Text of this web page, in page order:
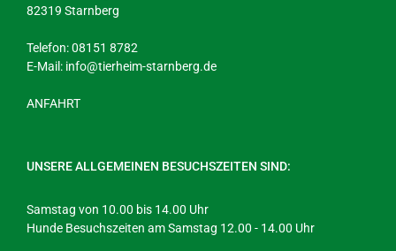
82319 Starnberg
Telefon: 08151 8782
E-Mail: info@tierheim-starnberg.de
ANFAHRT
UNSERE ALLGEMEINEN BESUCHSZEITEN SIND:
Samstag von 10.00 bis 14.00 Uhr
Hunde Besuchszeiten am Samstag 12.00 - 14.00 Uhr